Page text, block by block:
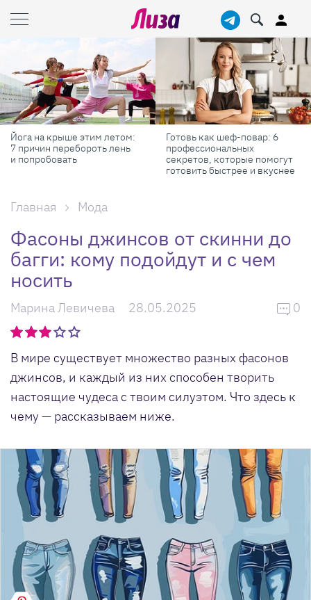
Готовь как шеф-повар: 6
профессиональных
секретов, которые помогут
Масштабные приключения:
самые красивые фестивали
России в августе
Главная Мода
Фасоны джинсов от скинни до
багги: кому подойдут и с чем
носить
Марина Левичева 28.05.2025 0
В мире существует множество разных фасонов
джинсов, и каждый из них способен творить
настоящие чудеса с твоим силуэтом. Что здесь к
чему — рассказываем ниже.